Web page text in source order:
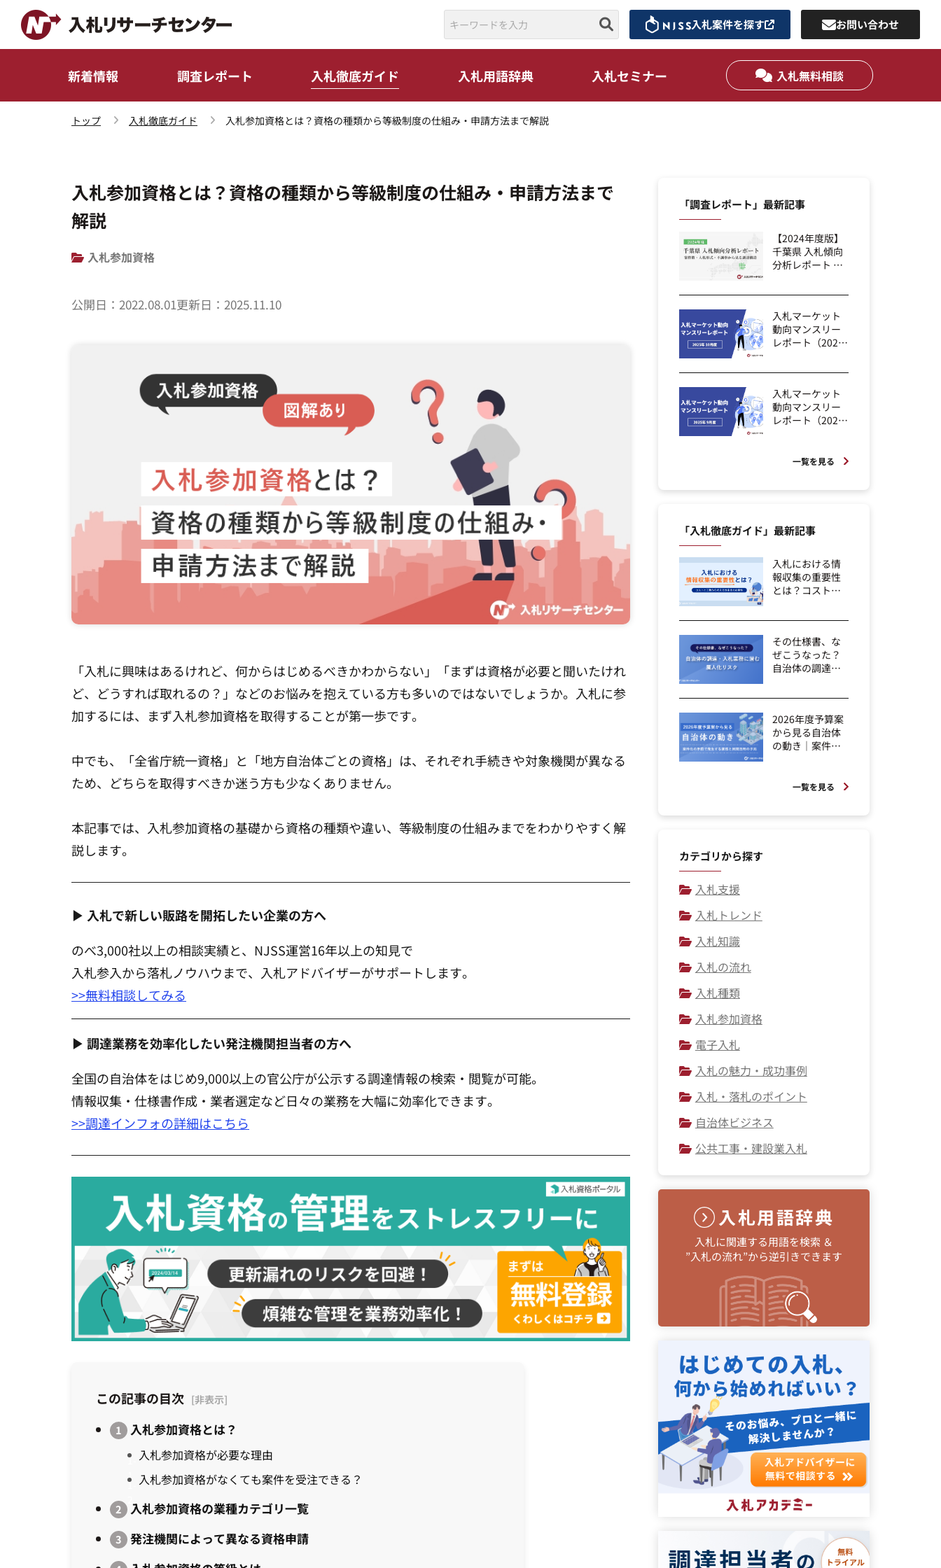
入札案件を探す お問い合わせ
新着情報 調査レポート 入札徹底ガイド 入札用語辞典 入札セミナー 入札無料相談
トップ 入札徹底ガイド 入札参加資格とは？資格の種類から等級制度の仕組み・申請方法まで解説
入札参加資格とは？資格の種類から等級制度の仕組み・申請方法まで
解説
入札参加資格
公開日： 2022.08.01更新日： 2025.11.10
「入札に興味はあるけれど、何からはじめるべきかわからない」「まずは資格が必要と聞いたけれ
ど、どうすれば取れるの？」などのお悩みを抱えている方も多いのではないでしょうか。入札に参
加するには、まず入札参加資格を取得することが第一歩です。
中でも、「全省庁統一資格」と「地方自治体ごとの資格」は、それぞれ手続きや対象機関が異なる
ため、どちらを取得すべきか迷う方も少なくありません。
本記事では、入札参加資格の基礎から資格の種類や違い、等級制度の仕組みまでをわかりやすく解
説します。
▶ 入札で新しい販路を開拓したい企業の方へ
のべ3,000社以上の相談実績と、NJSS運営16年以上の知見で
入札参入から落札ノウハウまで、入札アドバイザーがサポートします。
>>無料相談してみる
▶ 調達業務を効率化したい発注機関担当者の方へ
全国の自治体をはじめ9,000以上の官公庁が公示する調達情報の検索・閲覧が可能。
情報収集・仕様書作成・業者選定など日々の業務を大幅に効率化できます。
>>調達インフォの詳細はこちら
この記事の目次
入札参加資格とは？
入札参加資格が必要な理由
入札参加資格がなくても案件を受注できる？
入札参加資格の業種カテゴリ一覧
発注機関によって異なる資格申請
「調査レポート」最新記事
【2024年度版】
千葉県 入札傾向
分析レポート ｜
入札マーケット
動向マンスリー
レポート（2025
入札マーケット
動向マンスリー
レポート（2025
一覧を見る
「入札徹底ガイド」最新記事
入札における情
報収集の重要性
とは？コストと
効...
その仕様書、な
ぜこうなった？
自治体の調達・
む...
2026年度予算案
から見る自治体
の動き｜案件化
一覧を見る
カテゴリから探す
入札支援
入札トレンド
入札知識
入札の流れ
入札種類
入札参加資格
電子入札
入札の魅力・成功事例
入札・落札のポイント
自治体ビジネス
公共工事・建設業入札
入札用語辞典
入札に関連する用語を検索 ＆
”入札の流れ”から逆引きできます